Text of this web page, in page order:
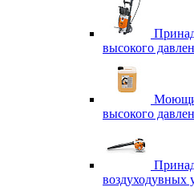
высокого
высокого
воздуходувных